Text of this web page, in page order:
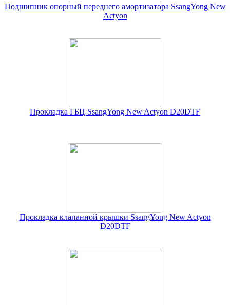
Подшипник опорный переднего амортизатора SsangYong New
Actyon
Прокладка ГБЦ SsangYong New Actyon D20DTF
Прокладка клапанной крышки SsangYong New Actyon
D20DTF